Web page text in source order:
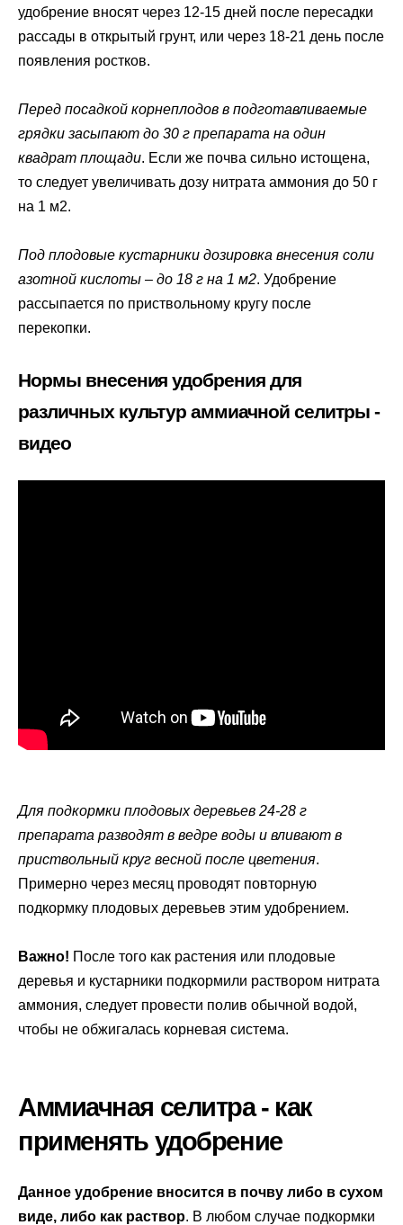
удобрение вносят через 12-15 дней после пересадки
рассады в открытый грунт, или через 18-21 день после
появления ростков.
Перед посадкой корнеплодов в подготавливаемые
грядки засыпают до 30 г препарата на один
квадрат площади. Если же почва сильно истощена,
то следует увеличивать дозу нитрата аммония до 50 г
на 1 м2.
Под плодовые кустарники дозировка внесения соли
азотной кислоты – до 18 г на 1 м2. Удобрение
рассыпается по приствольному кругу после
перекопки.
Нормы внесения удобрения для
различных культур аммиачной селитры -
видео
Для подкормки плодовых деревьев 24-28 г
препарата разводят в ведре воды и вливают в
приствольный круг весной после цветения.
Примерно через месяц проводят повторную
подкормку плодовых деревьев этим удобрением.
Важно! После того как растения или плодовые
деревья и кустарники подкормили раствором нитрата
аммония, следует провести полив обычной водой,
чтобы не обжигалась корневая система.
Аммиачная селитра - как
применять удобрение
Данное удобрение вносится в почву либо в сухом
виде, либо как раствор. В любом случае подкормки